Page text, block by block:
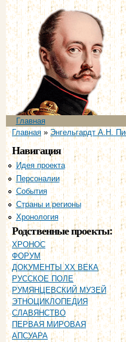
Главное меню
Главная
Вы здесь
Главная» Энгельгардт А.Н.
Навигация
Идея проекта
Персоналии
События
Страны и регионы
Хронология
Родственные проекты:
ХРОНОС
ФОРУМ
ДОКУМЕНТЫ XX ВЕКА
РУССКОЕ ПОЛЕ
РУМЯНЦЕВСКИЙ МУЗЕЙ
ЭТНОЦИКЛОПЕДИЯ
СЛАВЯНСТВО
ПЕРВАЯ МИРОВАЯ
АПСУАРА